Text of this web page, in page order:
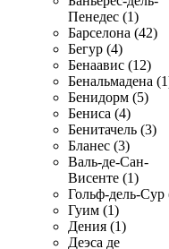
Пенедес (1)
Барселона (42)
Бегур (4)
Бенаавис (12)
Бенальмадена
Бенидорм (5)
Бениса (4)
Бенитачель (3)
Бланес (3)
Валь-де-Сан-
Висенте (1)
Гольф-дель-Сур
Гуим (1)
Дения (1)
Деэса де